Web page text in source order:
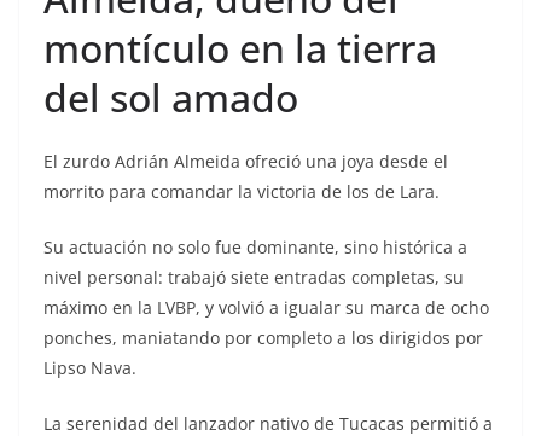
montículo en la tierra
del sol amado
El zurdo Adrián Almeida ofreció una joya desde el
morrito para comandar la victoria de los de Lara.
Su actuación no solo fue dominante, sino histórica a
nivel personal: trabajó siete entradas completas, su
máximo en la LVBP, y volvió a igualar su marca de ocho
ponches, maniatando por completo a los dirigidos por
Lipso Nava.
La serenidad del lanzador nativo de Tucacas permitió a